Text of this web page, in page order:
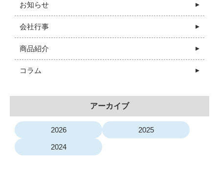
お知らせ
会社行事
商品紹介
コラム
アーカイブ
2026 2025
2024